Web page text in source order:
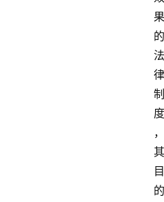
果
的
法
律
制
度
，
其
目
的